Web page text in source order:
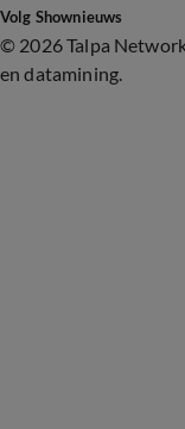
Volg Shownieuws
© 2026 Talpa
en datamining.